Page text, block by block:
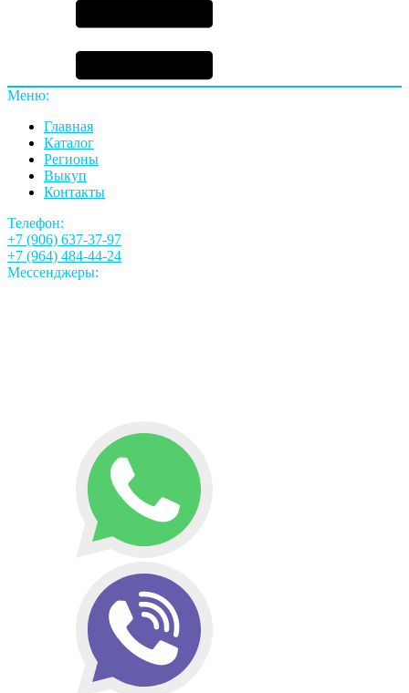
Меню:
Главная
Каталог
Регионы
Выкуп
Контакты
Телефон:
+7 (906) 637-37-97
+7 (964) 484-44-24
Мессенджеры: